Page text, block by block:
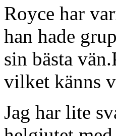
Royce har
han hade
sin bästa
vilket känns
Jag har lite